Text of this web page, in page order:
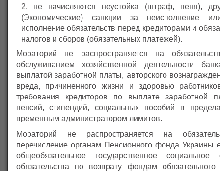
не начисляются неустойка (штраф, пеня),
(Экономические) санкции за неисполнение
исполнение обязательств перед кредиторами и
налогов и сборов (обязательных платежей).
Мораторий не распространяется на
обслуживанием хозяйственной деятельности
выплатой заработной платы, авторского
вреда, причиненного жизни и здоровью
требования кредиторов по выплате заработной
пенсий, стипендий, социальных пособий в
временным администратором лимитов.
Мораторий не распространяется на
перечисление органам Пенсионного фонда Украины
общеобязательное государственное социальное
обязательства по возврату фондам обязательного